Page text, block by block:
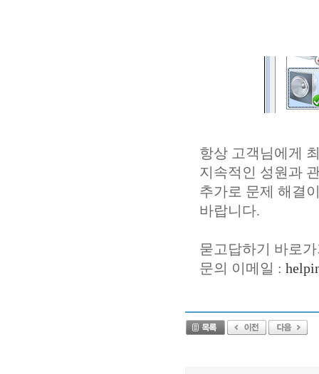
항상 고객님에게
지속적인 성원과
추가로 문제 해결
바랍니다.
묻고답하기 바로
문의 이메일 :